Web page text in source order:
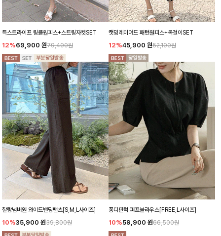
특스트라이프 링클원피스+스트링자켓SET
12%69,900 원79,400원
캣밍레이어드 패턴원피스+목걸이SET
12%45,900 원52,100원
찰랑넘버원 와이드밴딩팬츠[S,M,L사이즈]
10%35,900 원39,800원
퐁디핀턱 퍼프블라우스[FREE,L사이즈]
10%59,900 원66,500원